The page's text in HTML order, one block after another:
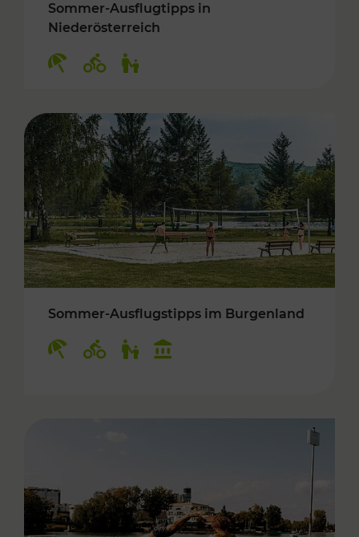
Sommer-Ausflugtipps in
Niederösterreich
Sommer-Ausflugstipps im Burgenland